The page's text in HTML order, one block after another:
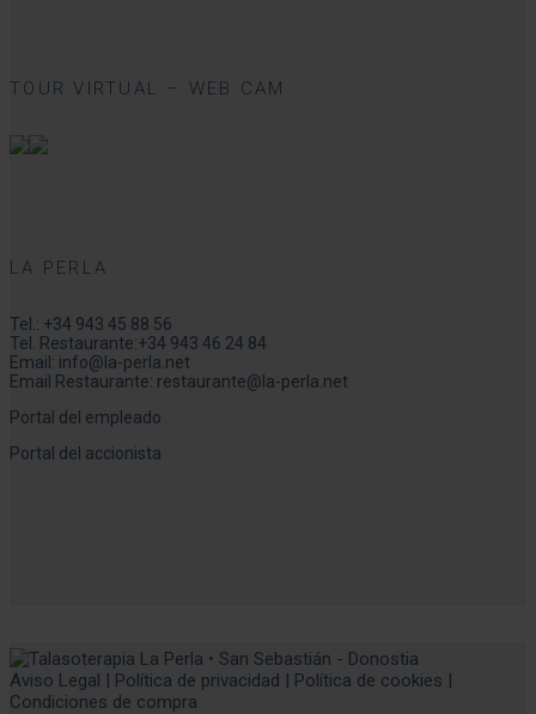
TOUR VIRTUAL – WEB CAM
LA PERLA
Tel.: +34 943 45 88 56
Tel. Restaurante:+34 943 46 24 84
Email: info@la-perla.net
Email Restaurante: restaurante@la-perla.net
Portal del empleado
Portal del accionista
Aviso Legal | Política de privacidad | Política de cookies |
Condiciones de compra